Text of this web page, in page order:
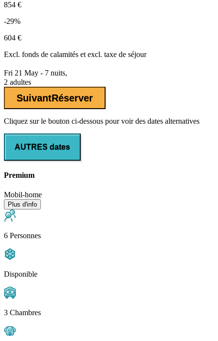
854 €
-29%
604 €
Excl. fonds de calamités et excl. taxe de séjour
Fri 21 May - 7 nuits,
2 adultes
SuivantRéserver
Cliquez sur le bouton ci-dessous pour voir des dates alternatives
AUTRES dates
Premium
Mobil-home
Plus d'info
6 Personnes
Disponible
3 Chambres